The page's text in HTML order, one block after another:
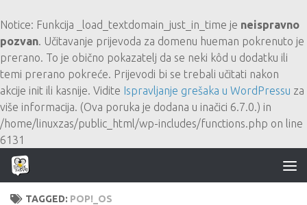
Notice: Funkcija _load_textdomain_just_in_time je neispravno
pozvan. Učitavanje prijevoda za domenu hueman pokrenuto je
prerano. To je obično pokazatelj da se neki kôd u dodatku ili
temi prerano pokreće. Prijevodi bi se trebali učitati nakon
akcije init ili kasnije. Vidite Ispravljanje grešaka u WordPressu za
više informacija. (Ova poruka je dodana u inačici 6.7.0.) in
/home/linuxzas/public_html/wp-includes/functions.php on line
6131
Skip to content
TAGGED: POP!_OS